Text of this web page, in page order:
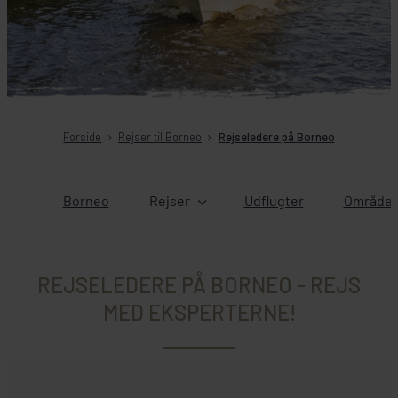
Forside Rejser til Borneo Rejseledere på Borneo
Borneo Rejser Udflugter
REJSELEDERE PÅ BORNEO - REJS
MED EKSPERTERNE!